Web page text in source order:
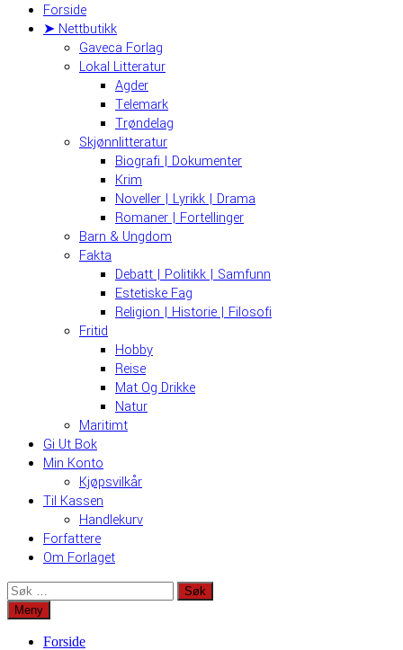
Forside
➤ Nettbutikk
Gaveca Forlag
Lokal Litteratur
Agder
Telemark
Trøndelag
Skjønnlitteratur
Biografi | Dokumenter
Krim
Noveller | Lyrikk | Drama
Romaner | Fortellinger
Barn & Ungdom
Fakta
Debatt | Politikk | Samfunn
Estetiske Fag
Religion | Historie | Filosofi
Fritid
Hobby
Reise
Mat Og Drikke
Natur
Maritimt
Gi Ut Bok
Min Konto
Kjøpsvilkår
Til Kassen
Handlekurv
Forfattere
Om Forlaget
Søk
etter:
Meny
Forside